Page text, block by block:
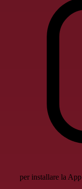
per installare la